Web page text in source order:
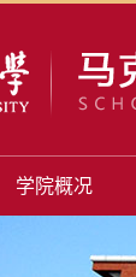
学院概况